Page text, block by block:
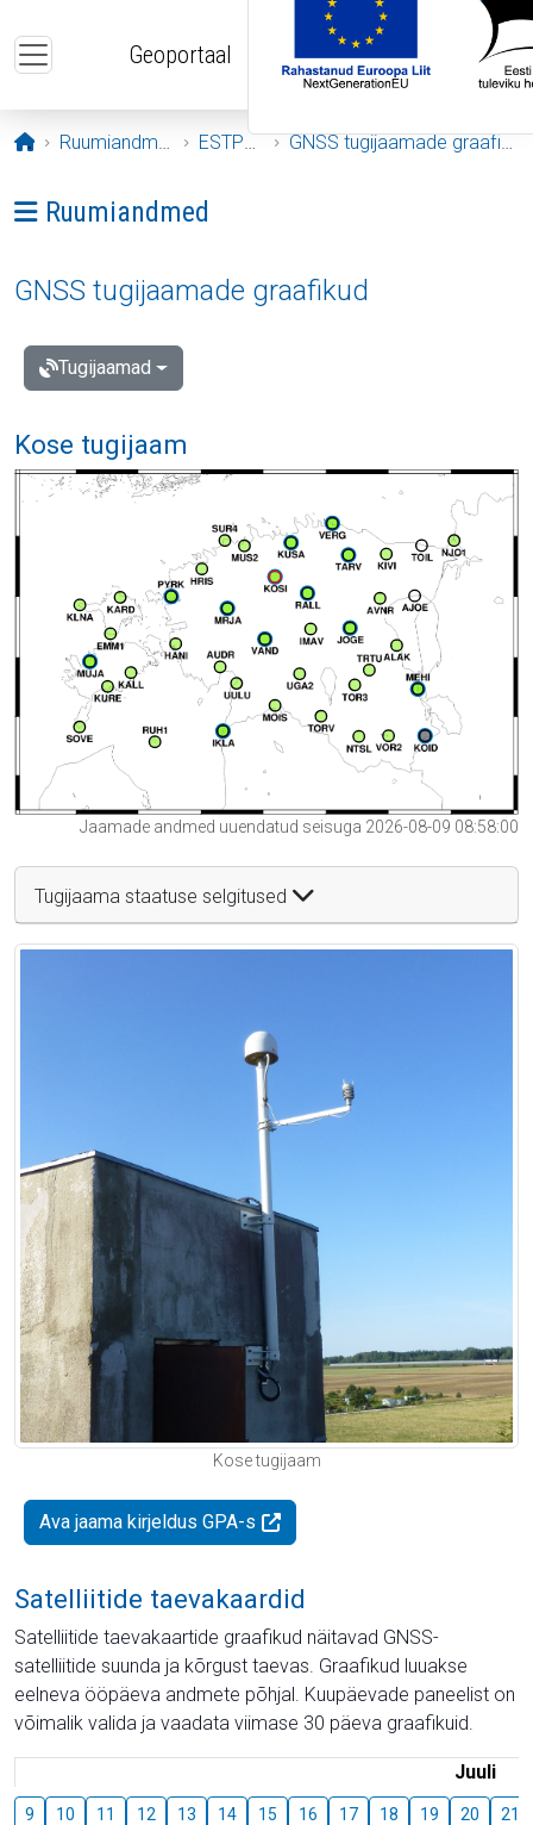
Geoportaal
Avaleht
Ruumiandmed ESTPOS GNSS tugijaamade graafikud
Ava menüü: Ruumiandmed
Ruumiandmed
GNSS tugijaamade graafikud
Tugijaamad
Kose tugijaam
Jaamade andmed uuendatud seisuga 2026-08-09 08:58:00
Tugijaama staatuse selgitused
Kose tugijaam
Ava jaama kirjeldus GPA-s
Satelliitide taevakaardid
Satelliitide taevakaartide graafikud näitavad GNSS-
satelliitide suunda ja kõrgust taevas. Graafikud luuakse
eelneva ööpäeva andmete põhjal. Kuupäevade paneelist on
võimalik valida ja vaadata viimase 30 päeva graafikuid.
Juuli
9 10 11 12 13 14 15 16 17 18 19 20 21